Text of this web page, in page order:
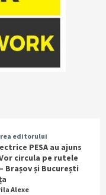
editorului
PESA au ajuns
circula pe rutele
Brașov și București
Alexe